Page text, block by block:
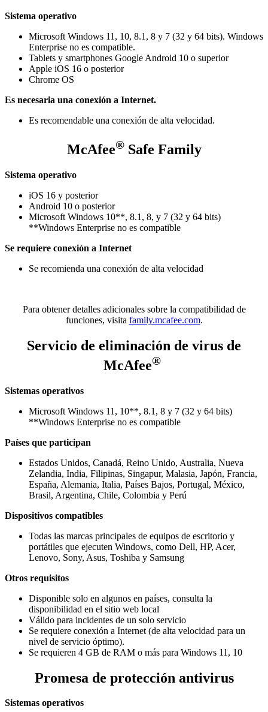
Sistema operativo
Microsoft Windows 11, 10, 8.1, 8 y 7 (32 y 64 bits). Windows
Enterprise no es compatible.
Tablets y smartphones Google Android 10 o superior
Apple iOS 16 o posterior
Chrome OS
Es necesaria una conexión a Internet.
Es recomendable una conexión de alta velocidad.
McAfee®Safe Family
Sistema operativo
iOS 16 y posterior
Android 10 o posterior
Microsoft Windows 10**, 8.1, 8, y 7 (32 y 64 bits)
**Windows Enterprise no es compatible
Se requiere conexión a Internet
Se recomienda una conexión de alta velocidad
Para obtener detalles adicionales sobre la compatibilidad de
funciones, visita family.mcafee.com.
Servicio de eliminación de virus de
McAfee®
Sistemas operativos
Microsoft Windows 11, 10**, 8.1, 8 y 7 (32 y 64 bits)
**Windows Enterprise no es compatible
Países que participan
Estados Unidos, Canadá, Reino Unido, Australia, Nueva
Zelandia, India, Filipinas, Singapur, Malasia, Japón, Francia,
España, Alemania, Italia, Países Bajos, Portugal, México,
Brasil, Argentina, Chile, Colombia y Perú
Dispositivos compatibles
Todas las marcas principales de equipos de escritorio y
portátiles que ejecuten Windows, como Dell, HP, Acer,
Lenovo, Sony, Asus, Toshiba y Samsung
Otros requisitos
Disponible solo en algunos en países, consulta la
disponibilidad en el sitio web local
Válido para incidentes de un solo servicio
Se requiere conexión a Internet (de alta velocidad para un
nivel de servicio óptimo).
Se requieren 4 GB de RAM o más para Windows 11, 10
Promesa de protección antivirus
Sistemas operativos